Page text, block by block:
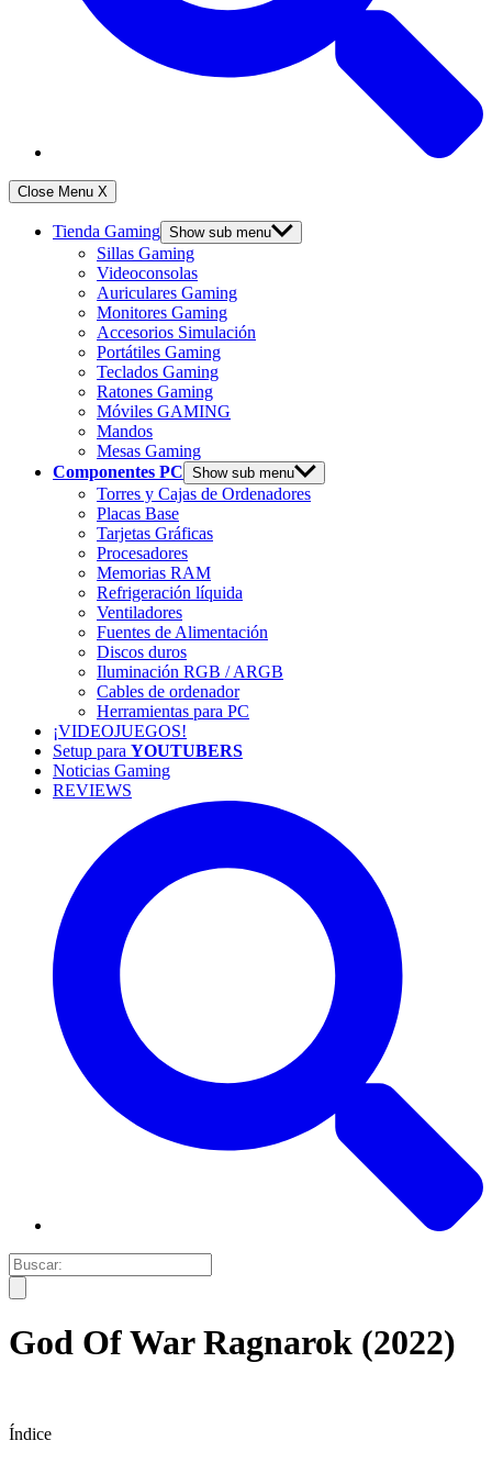
Close Menu X
Tienda Gaming Show sub menu
Sillas Gaming
Videoconsolas
Auriculares Gaming
Monitores Gaming
Accesorios Simulación
Portátiles Gaming
Teclados Gaming
Ratones Gaming
Móviles GAMING
Mandos
Mesas Gaming
Componentes PC Show sub menu
Torres y Cajas de Ordenadores
Placas Base
Tarjetas Gráficas
Procesadores
Memorias RAM
Refrigeración líquida
Ventiladores
Fuentes de Alimentación
Discos duros
Iluminación RGB / ARGB
Cables de ordenador
Herramientas para PC
¡VIDEOJUEGOS!
Setup para YOUTUBERS
Noticias Gaming
REVIEWS
God Of War Ragnarok (2022)
Índice